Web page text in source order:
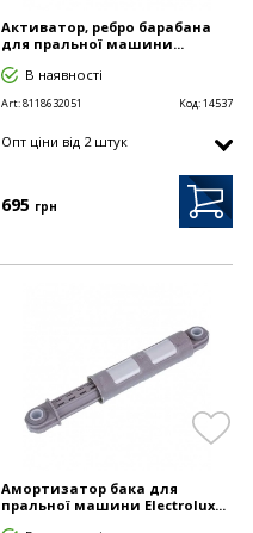
Активатор, ребро барабана
для пральної машини...
В наявності
Art:8118632051 Код:14537
Опт цiни від 2 штук
695 грн
Амортизатор бака для
пральної машини Electrolux...